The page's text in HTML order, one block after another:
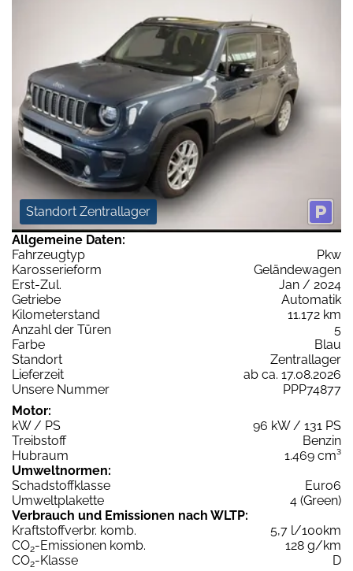
Standort Zentrallager
Allgemeine Daten:
Fahrzeugtyp
Pkw
Karosserieform
Geländewagen
Erst-Zul.
Jan / 2024
Getriebe
Automatik
Kilometerstand
11.172 km
Anzahl der Türen
5
Farbe
Blau
Standort
Zentrallager
Lieferzeit
ab ca. 17.08.2026
Unsere Nummer
PPP74877
Motor:
kW / PS
96 kW / 131 PS
Treibstoff
Benzin
Hubraum
1.469 cm³
Umweltnormen:
Schadstoffklasse
Euro6
Umweltplakette
4 (Green)
Verbrauch und Emissionen nach WLTP:
Kraftstoffverbr. komb.
5,7 l/100km
CO2-Emissionen komb.
128 g/km
CO2-Klasse
D